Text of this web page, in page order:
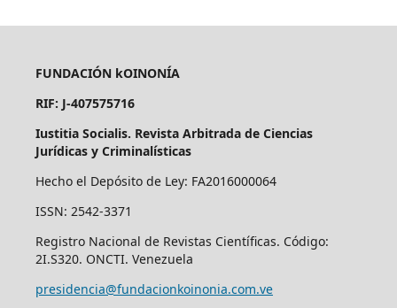
FUNDACIÓN kOINONÍA
RIF: J-407575716
Iustitia Socialis. Revista Arbitrada de Ciencias
Jurídicas y Criminalísticas
Hecho el Depósito de Ley: FA2016000064
ISSN: 2542-3371
Registro Nacional de Revistas Científicas. Código:
2I.S320. ONCTI. Venezuela
presidencia@fundacionkoinonia.com.ve